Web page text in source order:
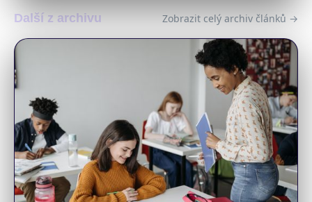
Další z archivu Zobrazit celý archiv článků →